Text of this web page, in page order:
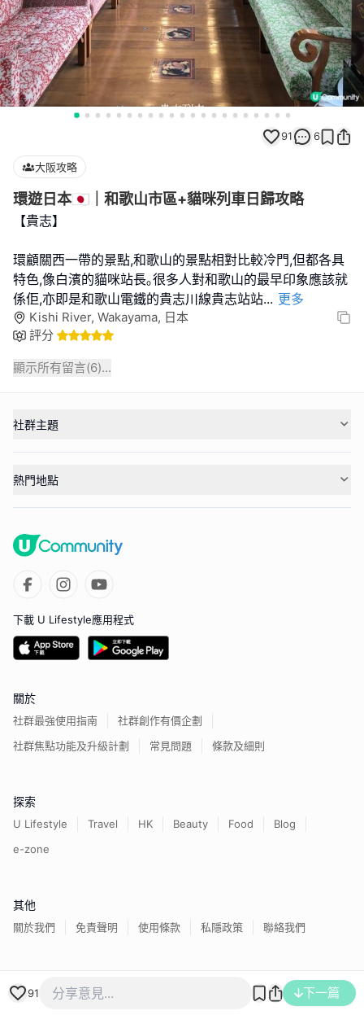
91 6
大阪攻略
環遊日本🇯🇵｜和歌山市區+貓咪列車日歸攻略
【貴志】
環顧關西一帶的景點,和歌山的景點相對比較冷門,但都各具
特色,像白濱的貓咪站長｡很多人對和歌山的最早印象應該就
係佢,亦即是和歌山電鐵的貴志川線貴志站站... 更多
Kishi River, Wakayama, 日本
評分
顯示所有留言(6)...
91 下一篇
社群主題
熱門地點
下載 U Lifestyle應用程式
關於
社群最強使用指南
社群創作有價企劃
社群焦點功能及升級計劃
常見問題 條款及細則
探索
U Lifestyle Travel HK Beauty Food
Blog
e-zone
其他
關於我們 免責聲明 使用條款 私隱政策 聯絡我們
香港經濟日報版權所有©